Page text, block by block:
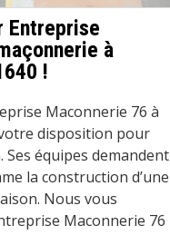
Entreprise
à
!
Maconnerie 76 à
disposition pour
équipes demandent
la construction d’une
Nous vous
Maconnerie 76